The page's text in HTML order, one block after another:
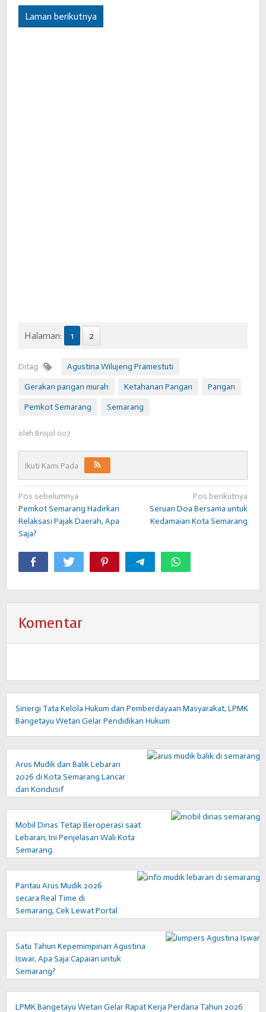
Laman berikutnya
Halaman: 1 2
Ditag
Agustina Wilujeng Pramestuti
Gerakan pangan murah
Ketahanan Pangan
Pangan
Pemkot Semarang
Semarang
oleh Brojol 007
Ikuti Kami Pada
Navigasi
pos
Pos sebelumnya
Pemkot Semarang Hadirkan
Relaksasi Pajak Daerah, Apa
Saja?
Pos berikutnya
Seruan Doa Bersama untuk
Kedamaian Kota Semarang
Komentar
Sinergi Tata Kelola Hukum dan Pemberdayaan Masyarakat, LPMK
Bangetayu Wetan Gelar Pendidikan Hukum
Arus Mudik dan Balik Lebaran
2026 di Kota Semarang Lancar
dan Kondusif
Mobil Dinas Tetap Beroperasi saat
Lebaran, Ini Penjelasan Wali Kota
Semarang
Pantau Arus Mudik 2026
secara Real Time di
Semarang, Cek Lewat Portal
Satu Tahun Kepemimpinan Agustina
Iswar, Apa Saja Capaian untuk
Semarang?
LPMK Bangetayu Wetan Gelar Rapat Kerja Perdana Tahun 2026